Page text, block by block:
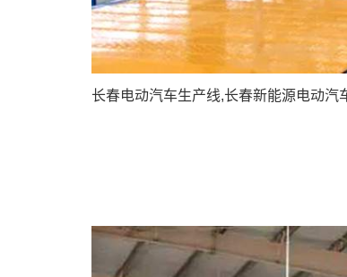
长春电动汽车生产线,长春新能源电动